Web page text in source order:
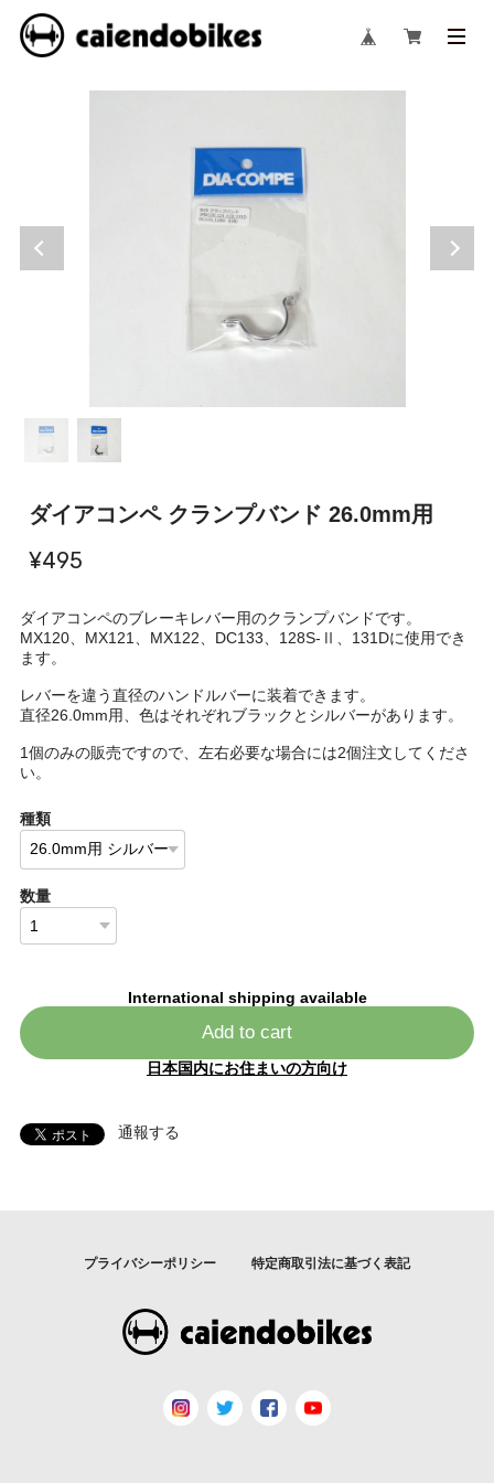
ダイアコンペ クランプバンド 26.0mm用
¥495
ダイアコンペのブレーキレバー用のクランプバンドです。
MX120、MX121、MX122、DC133、128S-Ⅱ、131Dに使用でき
ます。
レバーを違う直径のハンドルバーに装着できます。
直径26.0mm用、色はそれぞれブラックとシルバーがあります。
1個のみの販売ですので、左右必要な場合には2個注文してくださ
い。
種類
数量
International shipping available
Add to cart
日本国内にお住まいの方向け
通報する
プライバシーポリシー 特定商取引法に基づく表記